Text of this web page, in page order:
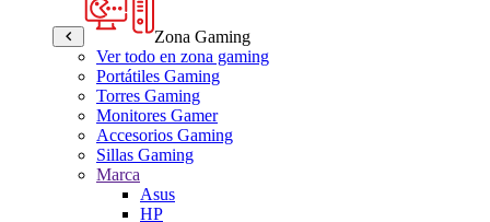
Zona Gaming
Ver todo en zona gaming
Portátiles Gaming
Torres Gaming
Monitores Gamer
Accesorios Gaming
Sillas Gaming
Marca
Asus
HP